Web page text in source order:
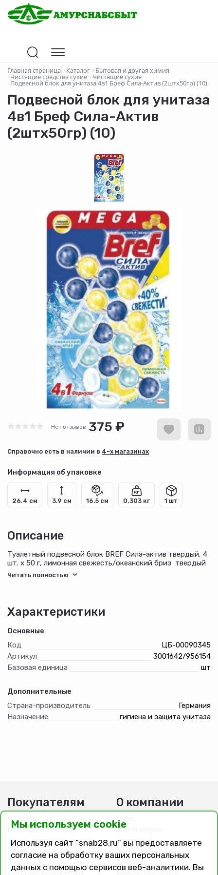
Главная страница · Каталог · Бытовая и другая химия
· Чистящие средства сухие · Чистящие сухие
· Подвесной блок для унитаза 4в1 Бреф Сила-Актив (2штх50гр) (10)
Подвесной блок для унитаза
4в1 Бреф Сила-Актив
(2штх50гр) (10)
Нет отзывов 375 ₽
Cправочно есть в наличии в 4-х магазинах
Информация об упаковке
26.4 см 3.9 см 16.5 см 0.303 кг 1 шт
Описание
Туалетный подвесной блок BREF Сила-актив твердый, 4
шт. х 50 г, лимонная свежесть/океанский бриз твердый
туалетный блок нового поколения, который представлен
ободком унитаза рядом со струей воды и
наслаждайтесь насыщенной свежестью и чистотой
Характеристики
Основные
Код
ЦБ-00090345
Артикул
3001642/956154
Базовая единица
шт
Дополнительные
Страна-производитель
Германия
Назначение
гигиена и защита унитаза
Покупателям
Каталог
Вопросы и ответы
Заказ, оплата, доставка
Подарочные сертификаты
конфиденциальности
О компании
О нас
Фотогалерея
Вакансии
Договор публичной
оферты
Версия сайта для
Мы используем cookie
Используя сайт “snab28.ru” вы предоставляете
согласие на обработку ваших персональных
данных с помощью сервисов веб-аналитики. Вы